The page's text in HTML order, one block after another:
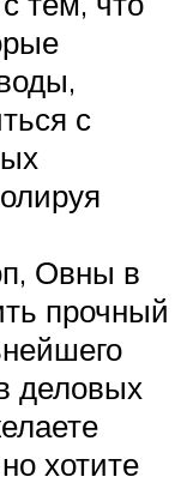
с
Овны в
прочный
деловых
хотите